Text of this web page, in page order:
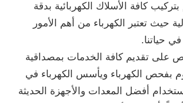
بتركيب كافة الأسلاك الكهربائية بدقة
حيث تعتبر الكهرباء من أهم الأمور
حياتنا.
على تقديم كافة الخدمات بمصداقية
بفحص الكهرباء ويأسس الكهرباء في
أفضل المعدات والأجهزة الحديثة